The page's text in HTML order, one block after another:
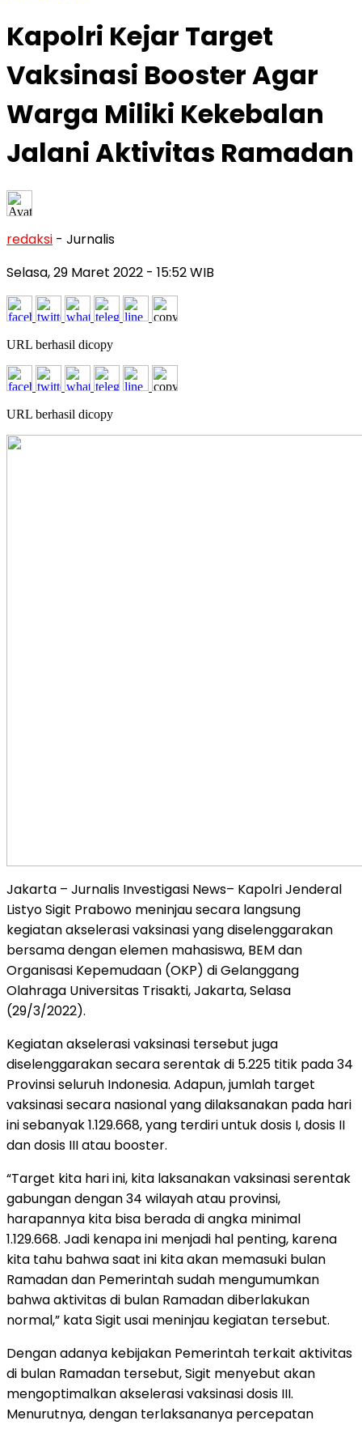
Kapolri Kejar Target
Vaksinasi Booster Agar
Warga Miliki Kekebalan
Jalani Aktivitas Ramadan
redaksi - Jurnalis
Selasa, 29 Maret 2022 - 15:52 WIB
URL berhasil dicopy
URL berhasil dicopy
Jakarta – Jurnalis Investigasi News– Kapolri Jenderal
Listyo Sigit Prabowo meninjau secara langsung
kegiatan akselerasi vaksinasi yang diselenggarakan
bersama dengan elemen mahasiswa, BEM dan
Organisasi Kepemudaan (OKP) di Gelanggang
Olahraga Universitas Trisakti, Jakarta, Selasa
(29/3/2022).
Kegiatan akselerasi vaksinasi tersebut juga
diselenggarakan secara serentak di 5.225 titik pada 34
Provinsi seluruh Indonesia. Adapun, jumlah target
vaksinasi secara nasional yang dilaksanakan pada hari
ini sebanyak 1.129.668, yang terdiri untuk dosis I, dosis II
dan dosis III atau booster.
“Target kita hari ini, kita laksanakan vaksinasi serentak
gabungan dengan 34 wilayah atau provinsi,
harapannya kita bisa berada di angka minimal
1.129.668. Jadi kenapa ini menjadi hal penting, karena
kita tahu bahwa saat ini kita akan memasuki bulan
Ramadan dan Pemerintah sudah mengumumkan
bahwa aktivitas di bulan Ramadan diberlakukan
normal,” kata Sigit usai meninjau kegiatan tersebut.
Dengan adanya kebijakan Pemerintah terkait aktivitas
di bulan Ramadan tersebut, Sigit menyebut akan
mengoptimalkan akselerasi vaksinasi dosis III.
Menurutnya, dengan terlaksananya percepatan